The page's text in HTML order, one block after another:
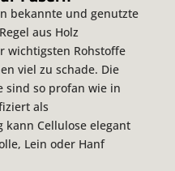
bekannte und genutzte
aus Holz
wichtigsten Rohstoffe
viel zu schade. Die
sind so profan wie in
als
kann Cellulose elegant
Lein oder Hanf